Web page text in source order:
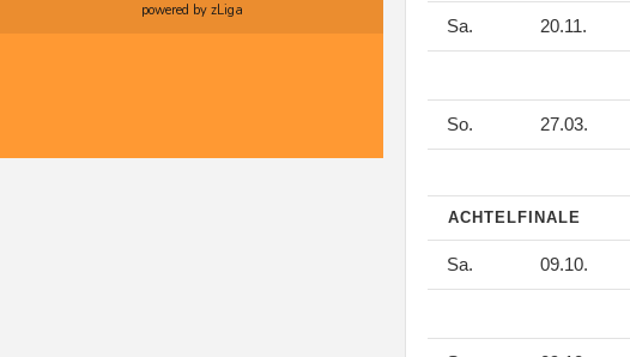
powered by zLiga
Sa. 20.11.
So. 27.03.
ACHTELFINALE
Sa. 09.10.